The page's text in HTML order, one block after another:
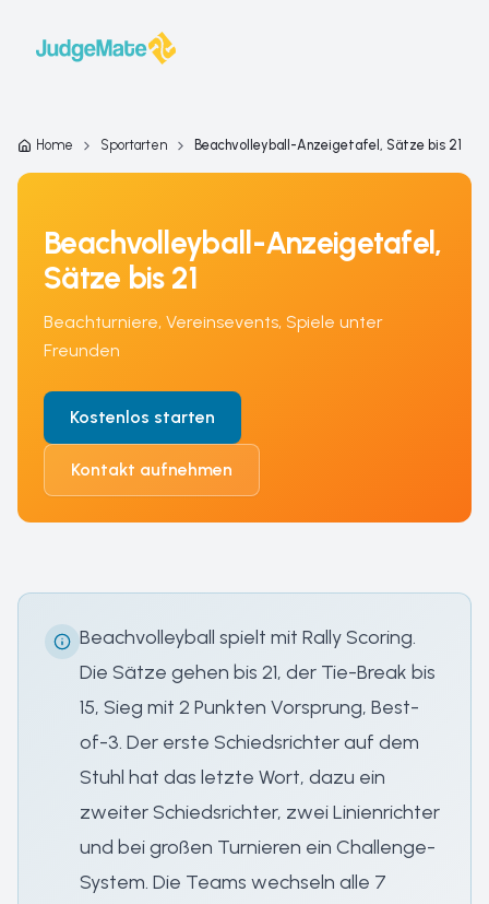
Home Sportarten Beachvolleyball-Anzeigetafel, Sätze bis 21
Beachvolleyball-Anzeigetafel,
Sätze bis 21
Beachturniere, Vereinsevents, Spiele unter
Freunden
Kostenlos starten
Kontakt aufnehmen
Beachvolleyball spielt mit Rally Scoring.
Die Sätze gehen bis 21, der Tie-Break bis
15, Sieg mit 2 Punkten Vorsprung, Best-
of-3. Der erste Schiedsrichter auf dem
Stuhl hat das letzte Wort, dazu ein
zweiter Schiedsrichter, zwei Linienrichter
und bei großen Turnieren ein Challenge-
System. Die Teams wechseln alle 7